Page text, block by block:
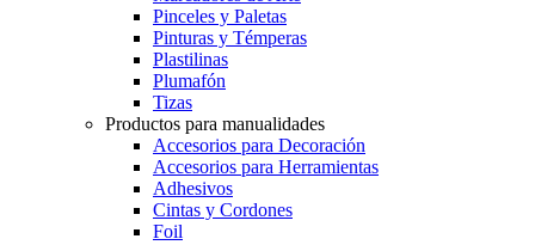
Pinceles y Paletas
Pinturas y Témperas
Plastilinas
Plumafón
Tizas
Productos para manualidades
Accesorios para Decoración
Accesorios para Herramientas
Adhesivos
Cintas y Cordones
Foil